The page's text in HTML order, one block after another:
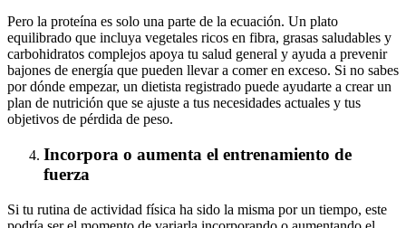
Pero la proteína es solo una parte de la ecuación. Un plato
equilibrado que incluya vegetales ricos en fibra, grasas saludables y
carbohidratos complejos apoya tu salud general y ayuda a prevenir
bajones de energía que pueden llevar a comer en exceso. Si no sabes
por dónde empezar, un dietista registrado puede ayudarte a crear un
plan de nutrición que se ajuste a tus necesidades actuales y tus
objetivos de pérdida de peso.
Incorpora o aumenta el entrenamiento de
fuerza
Si tu rutina de actividad física ha sido la misma por un tiempo, este